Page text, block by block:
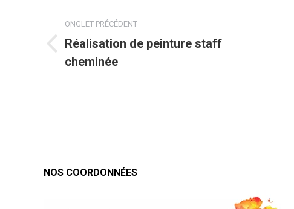
Navigation
de
commentaire
ONGLET PRÉCÉDENT
Onglet
précédent
Réalisation de peinture staff
cheminée
NOS COORDONNÉES